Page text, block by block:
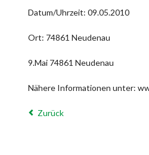
Datum/Uhrzeit: 09.05.2010
Ort: 74861 Neudenau
9.Mai 74861 Neudenau
Nähere Informationen unter:
Zurück